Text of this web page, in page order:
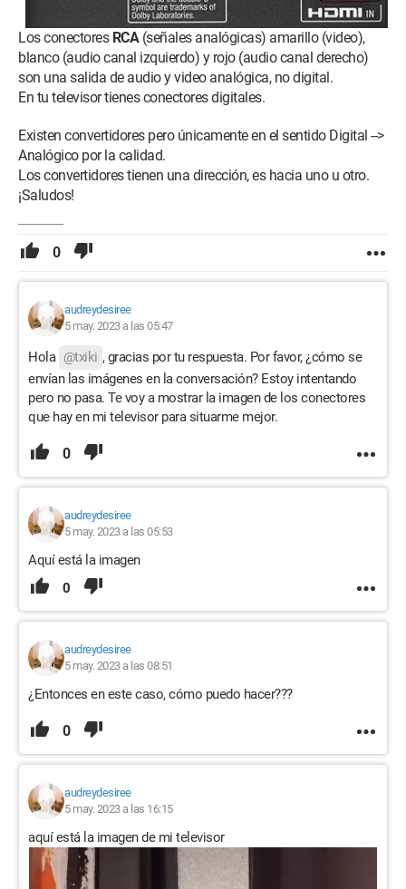
Los conectores RCA(señales analógicas) amarillo (video),
blanco (audio canal izquierdo) y rojo (audio canal derecho)
son una salida de audio y video analógica, no digital.
En tu televisor tienes conectores digitales.
Existen convertidores pero únicamente en el sentido Digital -->
Analógico por la calidad.
Los convertidores tienen una dirección, es hacia uno u otro.
¡Saludos!
0
audreydesiree
5 may. 2023 a las 05:47
Hola @txiki , gracias por tu respuesta. Por favor, ¿cómo se
envían las imágenes en la conversación? Estoy intentando
pero no pasa. Te voy a mostrar la imagen de los conectores
que hay en mi televisor para situarme mejor.
0
audreydesiree
5 may. 2023 a las 05:53
Aquí está la imagen
0
audreydesiree
5 may. 2023 a las 08:51
¿Entonces en este caso, cómo puedo hacer???
0
audreydesiree
5 may. 2023 a las 16:15
aquí está la imagen de mi televisor